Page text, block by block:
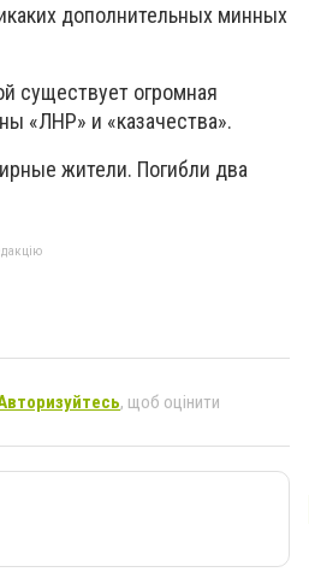
дополнительных минных
существует огромная
«ЛНР» и «казачества».
жители. Погибли два
, щоб оцінити